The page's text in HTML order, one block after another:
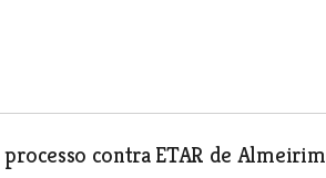
contra ETAR de Almeirim